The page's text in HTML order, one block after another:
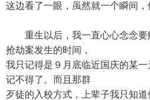
这边看了一眼，虽然就一个瞬间，
重生以后，我一直心心念念要
抢劫案发生的时间，
我只记得是９月底临近国庆的某
记不得了。而且那群
歹徒的入校方式，上辈子我只知